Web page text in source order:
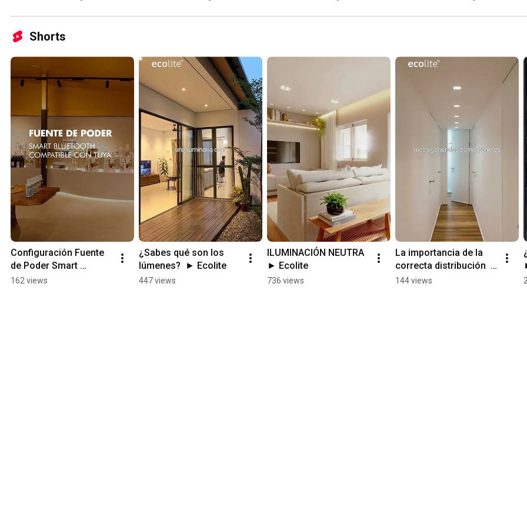
Shorts
Configuración Fuente
de Poder Smart
Bluetooth  | Sistema
162 views
¿Sabes qué son los
lúmenes?  ► Ecolite
447 views
ILUMINACIÓN NEUTRA
► Ecolite
736 views
La importancia de la
correcta distribución
► Ecolite
144 views